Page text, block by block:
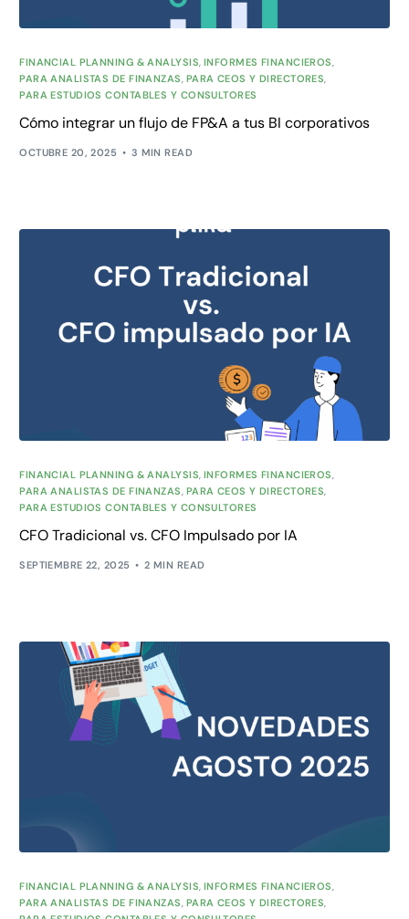
FINANCIAL PLANNING & ANALYSIS, INFORMES FINANCIEROS,
PARA ANALISTAS DE FINANZAS, PARA CEOS Y DIRECTORES,
PARA ESTUDIOS CONTABLES Y CONSULTORES
Cómo integrar un flujo de FP&A a tus BI corporativos
OCTUBRE 20, 2025 3 MIN READ
FINANCIAL PLANNING & ANALYSIS INFORMES FINANCIEROS
PARA ANALISTAS DE FINANZAS PARA CEOS Y DIRECTORES
PARA ESTUDIOS CONTABLES Y CONSULTORES
CFO Tradicional vs. CFO Impulsado por IA
SEPTIEMBRE 22, 2025 2 MIN READ
FINANCIAL PLANNING & ANALYSIS, INFORMES FINANCIEROS,
PARA ANALISTAS DE FINANZAS, PARA CEOS Y DIRECTORES,